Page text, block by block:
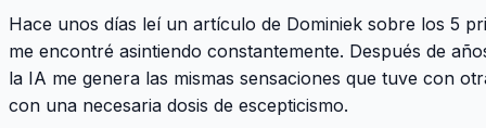
Hace unos días leí un artículo de Dominiek sobre los 5
me encontré asintiendo constantemente. Después de
la IA me genera las mismas sensaciones que tuve con
con una necesaria dosis de escepticismo.